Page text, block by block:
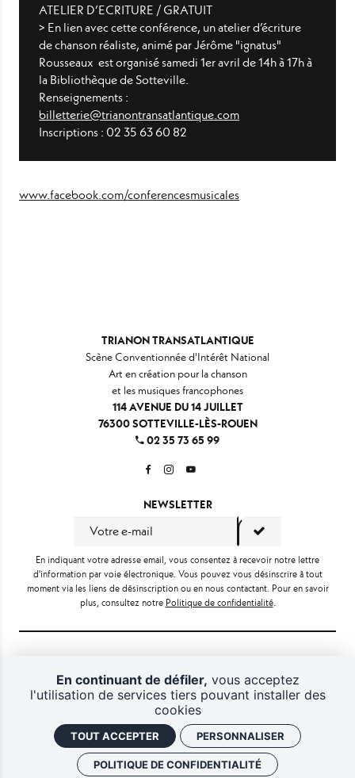
ATELIER D’ECRITURE / GRATUIT
> En lien avec cette conférence, un atelier d’écriture
de chanson réaliste, animé par Jérôme "ignatus"
Rousseaux est organisésamedi 1er avril de 14h à 17h à
la Bibliothèque de Sotteville.
Renseignements :
billetterie@trianontransatlantique.com
Inscriptions : 02 35 63 60 82
www.facebook.com/conferencesmusicales
TRIANON TRANSATLANTIQUE
Scène Conventionnée d'Intérêt National
Art en création pour la chanson
et les musiques francophones
114 AVENUE DU 14 JUILLET
76300 SOTTEVILLE-LÈS-ROUEN
02 35 73 65 99
NEWSLETTER
En indiquant votre adresse email, vous consentez à recevoir notre lettre
d'information par voie électronique. Vous pouvez vous désinscrire à tout
moment via les liens de désinscription ou en nous contactant. Pour en savoir
plus, consultez notre Politique de confidentialité.
Gestion des cookies Politique de confidentialité
En continuant de défiler, vous acceptez
l'utilisation de services tiers pouvant installer des
cookies
TOUT ACCEPTER PERSONNALISER
POLITIQUE DE CONFIDENTIALITÉ